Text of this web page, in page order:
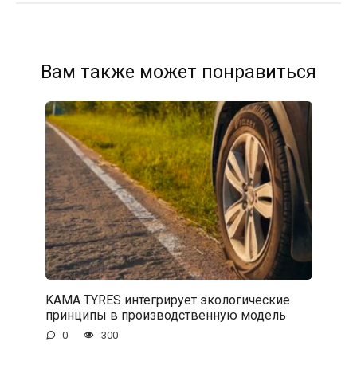
Вам также может понравиться
KAMA TYRES интегрирует экологические
принципы в производственную модель
0 300